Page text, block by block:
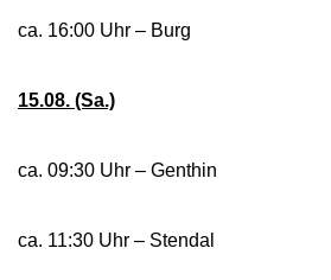
ca. 16:00 Uhr – Burg
15.08. (Sa.)
ca. 09:30 Uhr – Genthin
ca. 11:30 Uhr – Stendal